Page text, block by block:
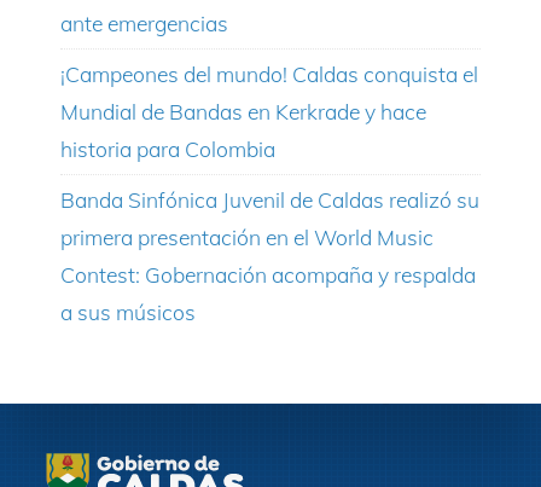
ante emergencias
¡Campeones del mundo! Caldas conquista el
Mundial de Bandas en Kerkrade y hace
historia para Colombia
Banda Sinfónica Juvenil de Caldas realizó su
primera presentación en el World Music
Contest: Gobernación acompaña y respalda
a sus músicos